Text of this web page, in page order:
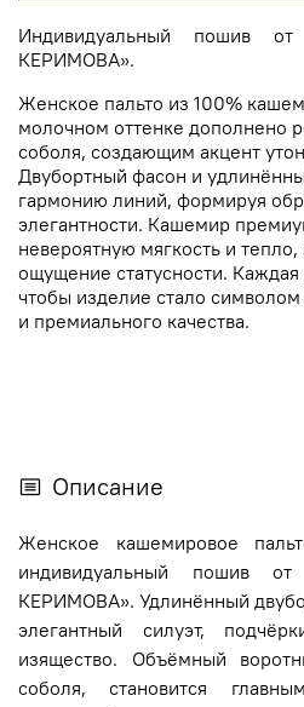
Индивидуальный пошив
КЕРИМОВА».
Женское пальто из 100%
молочном оттенке дополнено
соболя, создающим акцент
Двубортный фасон и
гармонию линий, формируя
элегантности. Кашемир
невероятную мягкость и
ощущение статусности.
чтобы изделие стало
и премиального качества.
Описание
Женское кашемировое
индивидуальный пошив
КЕРИМОВА». Удлинённый
элегантный силуэт,
изящество. Объёмный
соболя, становится